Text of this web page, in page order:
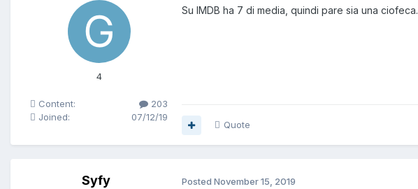
4
Content:
203
Joined:
07/12/19
Su IMDB ha 7 di media, quindi pare sia una ciofeca.
Quote
Syfy Posted November 15, 2019